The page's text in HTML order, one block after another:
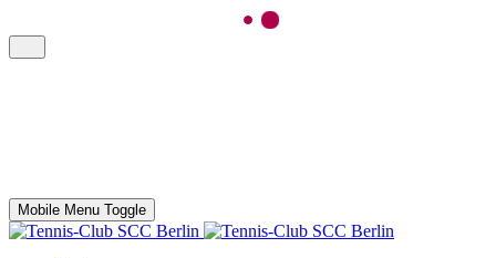
Mobile Menu Toggle